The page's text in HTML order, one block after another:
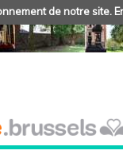
de notre site.